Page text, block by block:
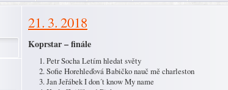
21. 3. 2018
Koprstar – finále
Petr Socha Letím hledat světy
Sofie Horehleďová Babičko nauč mě charleston
Jan Jeřábek I don´t know My name